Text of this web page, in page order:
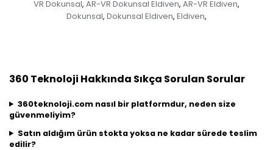
VR Dokunsal, AR-VR Dokunsal Eldiven, AR-VR Eldiven,
Dokunsal, Dokunsal Eldiven, Eldiven,
360 Teknoloji Hakkında Sıkça Sorulan Sorular
360teknoloji.com nasıl bir platformdur, neden size
güvenmeliyim?
Satın aldığım ürün stokta yoksa ne kadar sürede teslim
edilir?